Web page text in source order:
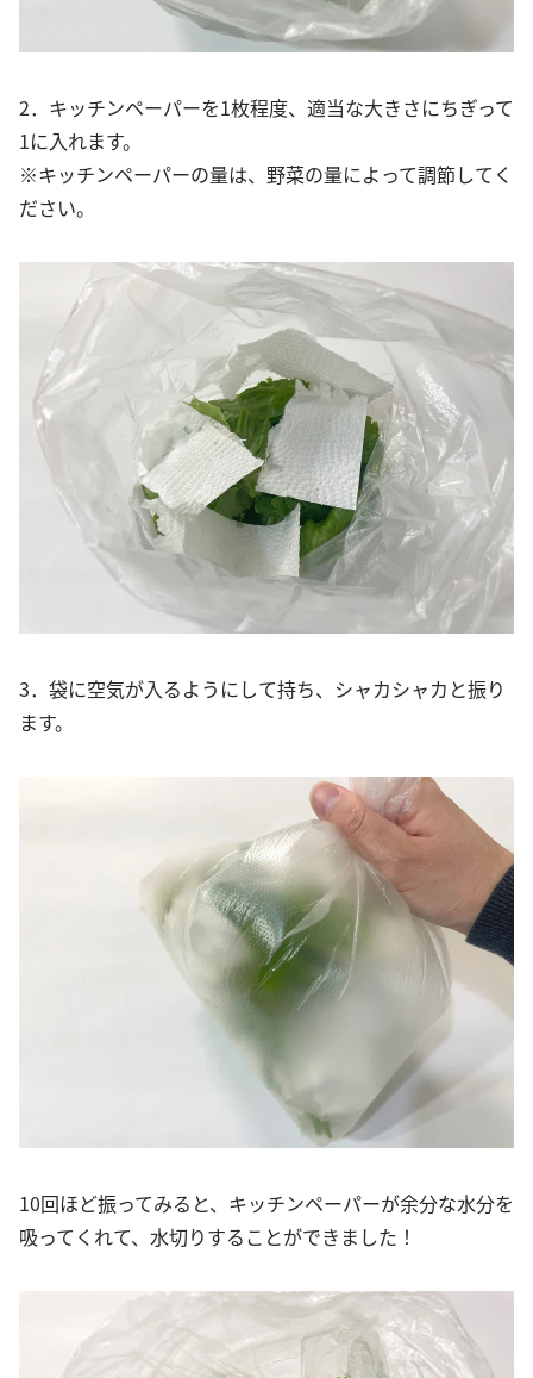
2．キッチンペーパーを1枚程度、適当な大きさにちぎって
1に入れます。
※キッチンペーパーの量は、野菜の量によって調節してく
ださい。
3．袋に空気が入るようにして持ち、シャカシャカと振り
ます。
10回ほど振ってみると、キッチンペーパーが余分な水分を
吸ってくれて、水切りすることができました！